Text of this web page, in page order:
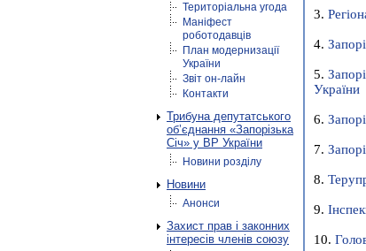
Територіальна угода
Маніфест
роботодавців
План модернизації
України
Звіт он-лайн
Контакти
Трибуна депутатського
об’єднання «Запорізька
Січ» у ВР України
Новини розділу
Новини
Анонси
Захист прав і законних
інтересів членів союзу
3.
4.
5.
України
6.
7.
8.
9.
10.